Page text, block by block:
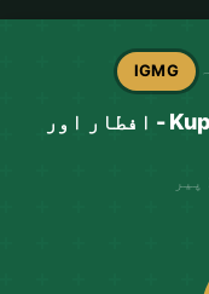
IGMG
رمضان کیلنڈر Kupferdreh 2026 - افطار اور